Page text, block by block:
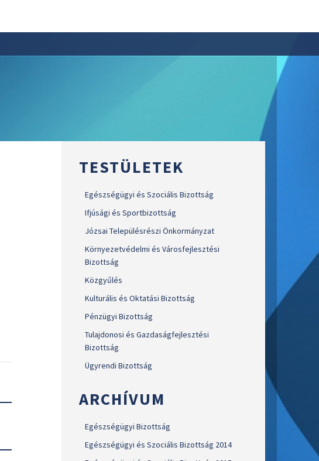
TESTÜLETEK
Egészségügyi és Szociális Bizottság
Ifjúsági és Sportbizottság
Józsai Településrészi Önkormányzat
Környezetvédelmi és Városfejlesztési
Bizottság
Közgyűlés
Kulturális és Oktatási Bizottság
Pénzügyi Bizottság
Tulajdonosi és Gazdaságfejlesztési
Bizottság
Ügyrendi Bizottság
ARCHÍVUM
Egészségügyi Bizottság
Egészségügyi és Szociális Bizottság 2014